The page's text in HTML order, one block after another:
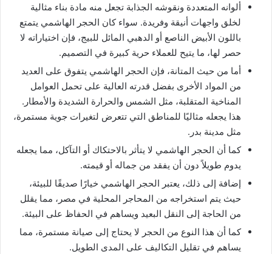
ألوانه المتعددة ونقوشه الجذابة تجعل منه مادة بناء مثالية
لخلق واجهات أنيقة وفريدة. سواء كان الحجر الهاشمي يتمتع
باللون الأبيض الناصع أو الدهبي المائل للبيج، فإن اختياراته لا
حصر لها، ما يتيح للعملاء حرية كبيرة في التصميم.
أما من حيث المتانة، فإن الحجر الهاشمي يتفوق على العديد
من المواد الأخرى بفضل قدرته العالية على تحمل العوامل
المناخية المتقلبة، مثل الشمس والحرارة الشديدة والأمطار.
هذا يجعله مثاليًا للمناطق التي تتعرض لتغيرات جوية مستمرة،
مثل مدينة بدر.
كما أن الحجر الهاشمي لا يتأثر بالاحتكاك أو التآكل، مما يجعله
يدوم طويلاً دون أن يفقد من جماله أو قيمته.
إضافة إلى ذلك، يعتبر الحجر الهاشمي خيارًا صديقًا للبيئة،
حيث يتم استخراجه من المحاجر المحلية في مصر، مما يقلل
من الحاجة إلى النقل البعيد ويساهم في الحفاظ على البيئة.
كما أن هذا النوع من الحجر لا يحتاج إلى صيانة مستمرة، مما
يساهم في تقليل التكاليف على المدى الطويل.